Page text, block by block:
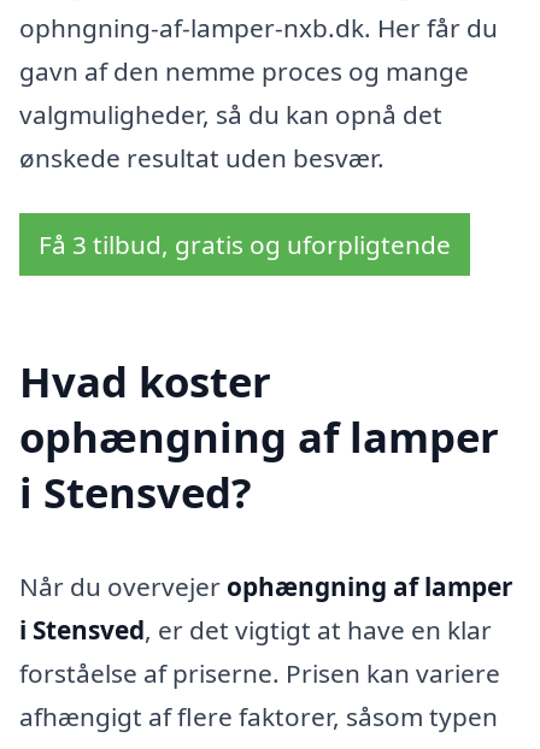
ophngning-af-lamper-nxb.dk. Her får du
gavn af den nemme proces og mange
valgmuligheder, så du kan opnå det
ønskede resultat uden besvær.
Få 3 tilbud, gratis og uforpligtende
Hvad koster
ophængning af lamper
i Stensved?
Når du overvejer ophængning af lamper
i Stensved, er det vigtigt at have en klar
forståelse af priserne. Prisen kan variere
afhængigt af flere faktorer, såsom typen